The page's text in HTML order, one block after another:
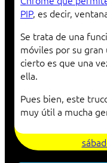
PIP, es decir,
Se trata de una
móviles por su
cierto es que una
ella.
Pues bien, este
muy útil a mucha